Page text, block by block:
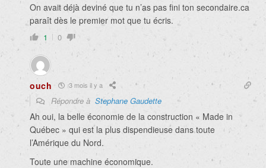
On avait déjà deviné que tu n’as pas fini ton secondaire.ca
paraît dès le premier mot que tu écris.
1 0
ouch 3 mois il y a
Répondre à Stephane Gaudette
Ah oui, la belle économie de la construction « Made in
Québec » qui est la plus dispendieuse dans toute
l’Amérique du Nord.
Toute une machine économique.